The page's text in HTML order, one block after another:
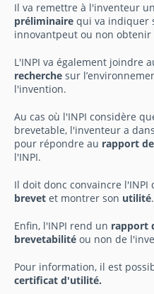
Il va remettre à l'inventeur un
préliminaire qui va indiquer
innovantpeut ou non obtenir
L'INPI va également joindre
recherche sur
l'invention.
Au cas où l'INPI considère
brevetable, l'inventeur a
pour répondre au rapport
l'INPI.
Il doit donc convaincre
brevet et montrer son utilité.
Enfin, l'INPI rend un rapport
brevetabilité ou non de
Pour information, il est
certificat d'utilité.